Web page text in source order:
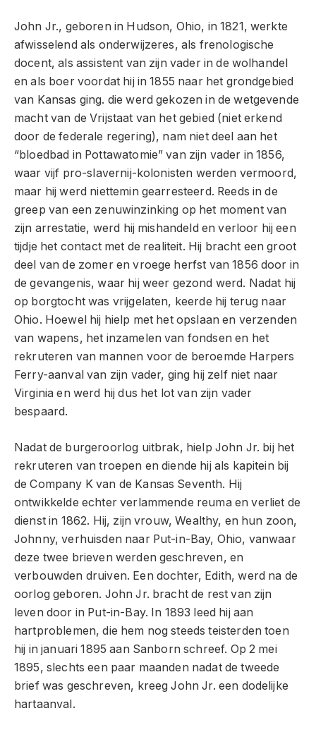
John Jr., geboren in Hudson, Ohio, in 1821, werkte
afwisselend als onderwijzeres, als frenologische
docent, als assistent van zijn vader in de wolhandel
en als boer voordat hij in 1855 naar het grondgebied
van Kansas ging. die werd gekozen in de wetgevende
macht van de Vrijstaat van het gebied (niet erkend
door de federale regering), nam niet deel aan het
“bloedbad in Pottawatomie” van zijn vader in 1856,
waar vijf pro-slavernij-kolonisten werden vermoord,
maar hij werd niettemin gearresteerd. Reeds in de
greep van een zenuwinzinking op het moment van
zijn arrestatie, werd hij mishandeld en verloor hij een
tijdje het contact met de realiteit. Hij bracht een groot
deel van de zomer en vroege herfst van 1856 door in
de gevangenis, waar hij weer gezond werd. Nadat hij
op borgtocht was vrijgelaten, keerde hij terug naar
Ohio. Hoewel hij hielp met het opslaan en verzenden
van wapens, het inzamelen van fondsen en het
rekruteren van mannen voor de beroemde Harpers
Ferry-aanval van zijn vader, ging hij zelf niet naar
Virginia en werd hij dus het lot van zijn vader
bespaard.
Nadat de burgeroorlog uitbrak, hielp John Jr. bij het
rekruteren van troepen en diende hij als kapitein bij
de Company K van de Kansas Seventh. Hij
ontwikkelde echter verlammende reuma en verliet de
dienst in 1862. Hij, zijn vrouw, Wealthy, en hun zoon,
Johnny, verhuisden naar Put-in-Bay, Ohio, vanwaar
deze twee brieven werden geschreven, en
verbouwden druiven. Een dochter, Edith, werd na de
oorlog geboren. John Jr. bracht de rest van zijn
leven door in Put-in-Bay. In 1893 leed hij aan
hartproblemen, die hem nog steeds teisterden toen
hij in januari 1895 aan Sanborn schreef. Op 2 mei
1895, slechts een paar maanden nadat de tweede
brief was geschreven, kreeg John Jr. een dodelijke
hartaanval.